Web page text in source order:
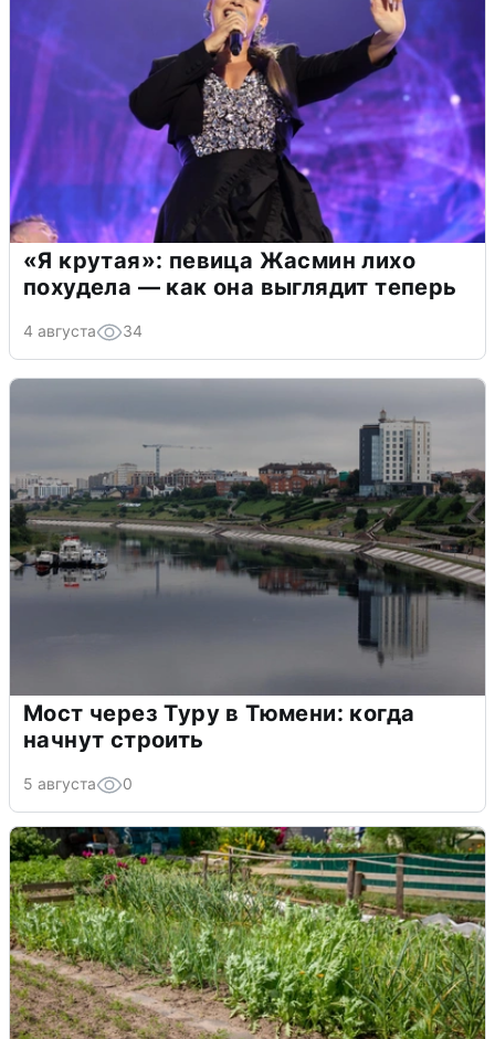
«Я крутая»: певица Жасмин лихо
похудела — как она выглядит теперь
4 августа 34
Мост через Туру в Тюмени: когда
начнут строить
5 августа 0